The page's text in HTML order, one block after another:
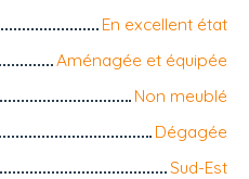
En excellent état
Aménagée et équipée
Non meublé
Dégagée
Sud-Est